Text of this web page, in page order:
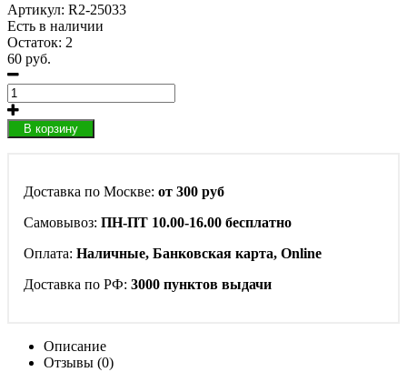
Артикул: R2-25033
Есть в наличии
Остаток: 2
60 руб.
В корзину
Доставка по Москве: от 300 руб
Самовывоз: ПН-ПТ 10.00-16.00 бесплатно
Оплата: Наличные, Банковская карта, Online
Доставка по РФ: 3000 пунктов выдачи
Описание
Отзывы (0)